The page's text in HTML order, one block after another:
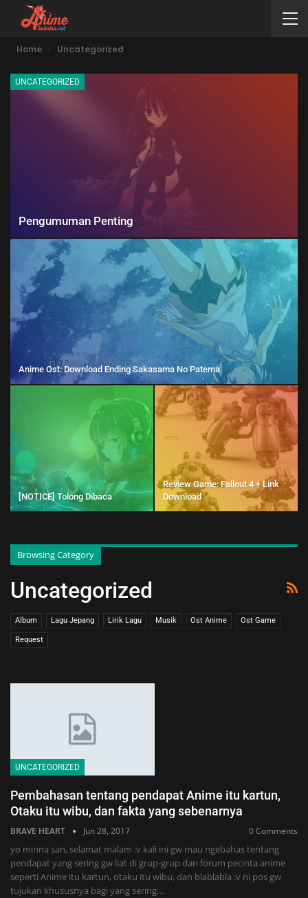
Home Uncategorized
UNCATEGORIZED
Pengumuman Penting
Anime Ost: Download Ending Sakasama No Patema
[NOTICE] Tolong Dibaca
Review Game: Fallout 4 + Link
Download
Browsing Category
Uncategorized
Album Lagu Jepang Lirik Lagu Musik Ost Anime Ost Game
Request
UNCATEGORIZED
Pembahasan tentang pendapat Anime itu kartun,
Otaku itu wibu, dan fakta yang sebenarnya
BRAVE HEART Jun 28, 2017 0 Comments
yo minna san, selamat malam :v kali ini gw mau ngebahas tentang
pendapat yang sering gw liat di grup-grup dan forum pecinta anime
seperti Anime itu kartun, otaku itu wibu, dan blablabla :v ni pos gw
tujukan khususnya bagi yang sering…